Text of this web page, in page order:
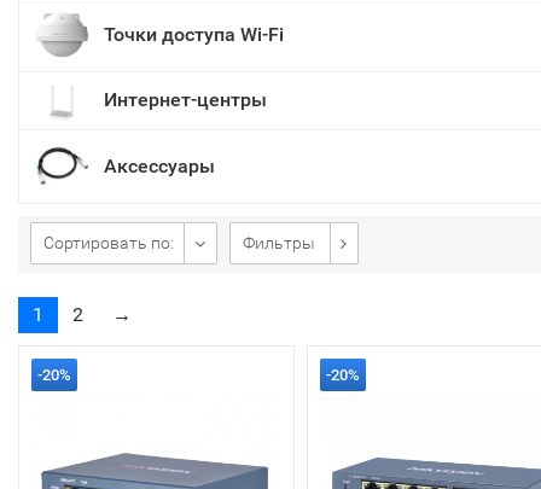
Точки доступа Wi-Fi
Интернет-центры
Аксессуары
Сортировать по: Фильтры
1 2 →
-20% -20%